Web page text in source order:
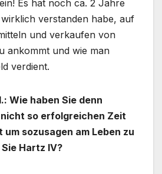
Es hat noch ca. 2 Jahre
verstanden habe, auf
und verkaufen von
ankommt und wie man
verdient.
Wie haben Sie denn
so erfolgreichen Zeit
um sozusagen am Leben zu
Hartz IV?